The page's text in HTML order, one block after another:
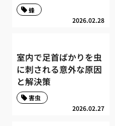
2026.02.28
蜂
室内で足首ばかりを虫
に刺される意外な原因
と解決策
2026.02.27
害虫